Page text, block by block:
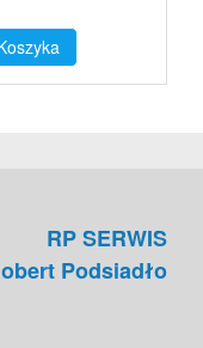
RP SERWIS
Podsiadło